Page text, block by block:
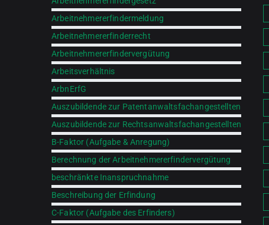
Arbeitnehmererfindermeldung
Arbeitnehmererfinderrecht
Arbeitnehmererfindervergütung
Arbeitsverhältnis
ArbnErfG
Auszubildende zur Patentanwaltsfachangestellten
Auszubildende zur Rechtsanwaltsfachangestellten
B-Faktor (Aufgabe & Anregung)
Berechnung der Arbeitnehmererfindervergütung
beschränkte Inanspruchnahme
Beschreibung der Erfindung
C-Faktor (Aufgabe des Erfinders)